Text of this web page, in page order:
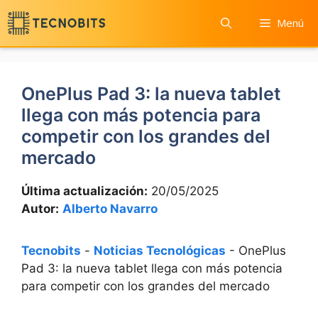
Saltar
al
contenido
Menú
OnePlus Pad 3: la nueva tablet
llega con más potencia para
competir con los grandes del
mercado
Última actualización: 20/05/2025
Autor: Alberto Navarro
Tecnobits - Noticias Tecnológicas - OnePlus
Pad 3: la nueva tablet llega con más potencia
para competir con los grandes del mercado